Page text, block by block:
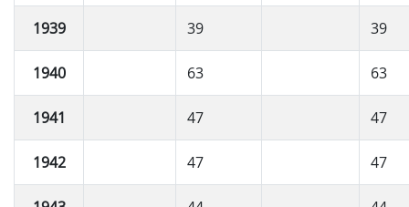
1939 39 39
1940 63 63
1941 47 47
1942 47 47